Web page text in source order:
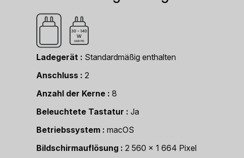
Ladegerät
Standardmäßig enthalten
Anschluss
2
Anzahl der Kerne
8
Beleuchtete Tastatur
Ja
Betriebssystem
macOS
Bildschirmauflösung
2 560 x 1 664 Pixel